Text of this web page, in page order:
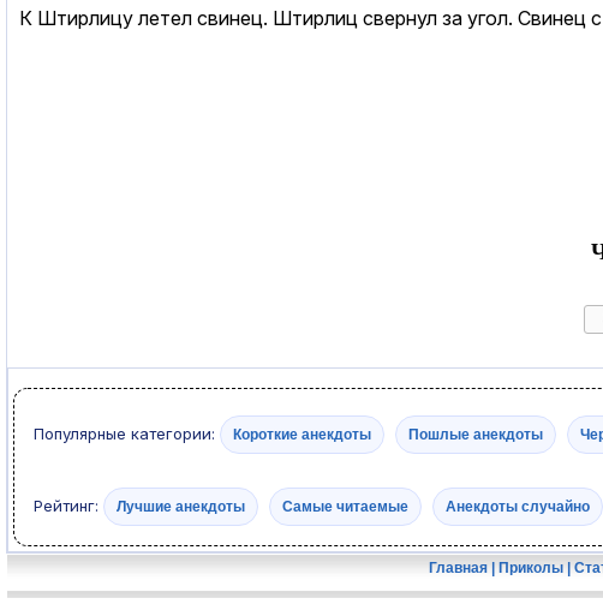
К Штирлицу летел свинец. Штирлиц свернул за угол. Свинец
Популярные категории: Короткие анекдоты Пошлые анекдоты
Рейтинг: Лучшие анекдоты Самые читаемые Анекдоты случайно
Главная| Приколы|